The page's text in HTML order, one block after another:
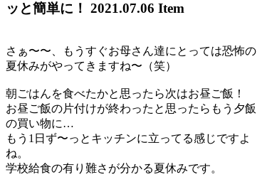
ッと簡単に！ 2021.07.06 Item
さぁ〜〜、もうすぐお母さん達にとっては恐怖の
夏休みがやってきますね〜（笑）
朝ごはんを食べたかと思ったら次はお昼ご飯！
お昼ご飯の片付けが終わったと思ったらもう夕飯
の買い物に…
もう1日ず〜っとキッチンに立ってる感じですよ
ね。
学校給食の有り難さが分かる夏休みです。